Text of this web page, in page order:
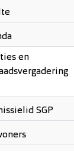
en
SGP